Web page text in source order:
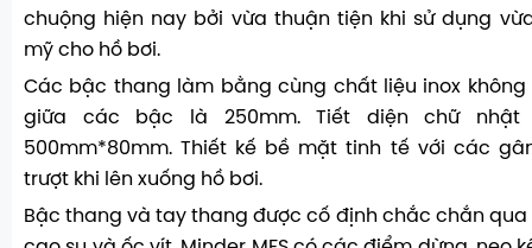
chuộng hiện nay bởi vừa thuận tiện khi sử dụng
mỹ cho hồ bơi.
Các bậc thang làm bằng cùng chất liệu inox không
giữa các bậc là 250mm. Tiết diện chữ nhật
500mm*80mm. Thiết kế bề mặt tinh tế với các
trượt khi lên xuống hồ bơi.
Bậc thang và tay thang được cố định chắc chắn